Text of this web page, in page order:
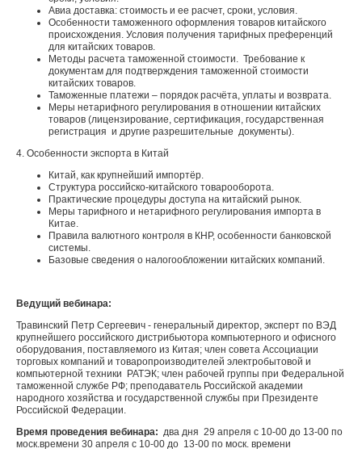
Авиа доставка: стоимость и ее расчет, сроки, условия.
Особенности таможенного оформления товаров китайского
происхождения. Условия получения тарифных преференций
для китайских товаров.
Методы расчета таможенной стоимости. Требование к
документам для подтверждения таможенной стоимости
китайских товаров.
Таможенные платежи – порядок расчёта, уплаты и возврата.
Меры нетарифного регулирования в отношении китайских
товаров (лицензирование, сертификация, государственная
регистрация и другие разрешительные документы).
4. Особенности экспорта в Китай
Китай, как крупнейший импортёр.
Структура российско-китайского товарооборота.
Практические процедуры доступа на китайский рынок.
Меры тарифного и нетарифного регулирования импорта в
Китае.
Правила валютного контроля в КНР, особенности банковской
системы.
Базовые сведения о налогообложении китайских компаний.
Ведущий вебинара:
Травинский Петр Сергеевич - генеральный директор, эксперт по ВЭД
крупнейшего российского дистрибьютора компьютерного и офисного
оборудования, поставляемого из Китая; член совета Ассоциации
торговых компаний и товаропроизводителей электробытовой и
компьютерной техники РАТЭК; член рабочей группы при Федеральной
таможенной службе РФ; преподаватель Российской академии
народного хозяйства и государственной службы при Президенте
Российской Федерации.
Время проведения вебинара: два дня 29 апреля с 10-00 до 13-00 по
моск.времени 30 апреля с 10-00 до 13-00 по моск. времени